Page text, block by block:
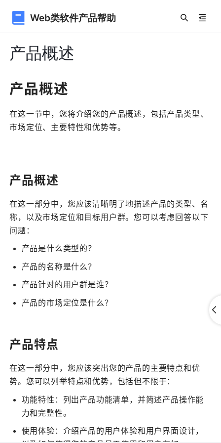
Web类软件产品帮助
产品概述
产品概述
在这一节中，您将介绍您的产品概述，包括产品类型、
市场定位、主要特性和优势等。
产品概述
在这一部分中，您应该清晰明了地描述产品的类型、名
称，以及市场定位和目标用户群。您可以考虑回答以下
问题：
产品是什么类型的？
产品的名称是什么？
产品针对的用户群是谁？
产品的市场定位是什么？
产品特点
在这一部分中，您应该突出您的产品的主要特点和优
势。您可以列举特点和优势，包括但不限于：
功能特性：列出产品功能清单，并简述产品操作能
力和完整性。
使用体验：介绍产品的用户体验和用户界面设计，